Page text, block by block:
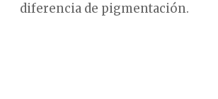
diferencia de pigmentación.